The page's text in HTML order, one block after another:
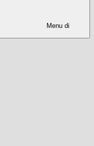
Menu di